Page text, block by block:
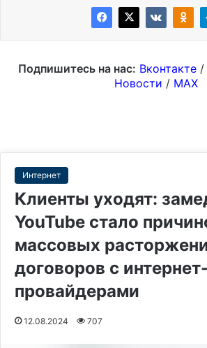
Подпишитесь на нас: Вконтакте /
Новости / MAX